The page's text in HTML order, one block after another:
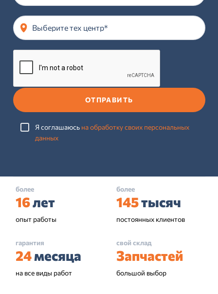
Выберите тех центр*
ОТПРАВИТЬ
Я соглашаюсь на обработку своих персональных
данных
более
16лет
опыт работы
более
145тысяч
постоянных клиентов
гарантия
24месяца
на все виды работ
свой склад
Запчастей
большой выбор